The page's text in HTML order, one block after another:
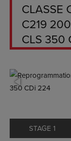
CLASSE
C219
CLS 350
STAGE 1